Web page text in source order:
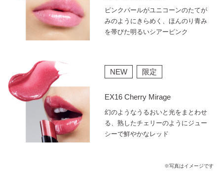
ピンクパールがユニコーンのたてが
みのようにきらめく、ほんのり青み
を帯びた明るいシアーピンク
NEW 限定
EX16 Cherry Mirage
幻のようなうるおいと光をまとわせ
る、熟したチェリーのようにジュー
シーで鮮やかなレッド
※写真はイメージです